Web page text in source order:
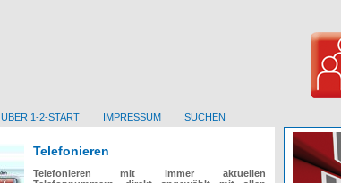
ÜBER 1-2-START IMPRESSUM SUCHEN
Telefonieren
Telefonieren mit immer aktuellen